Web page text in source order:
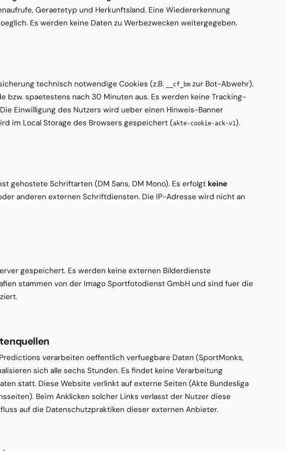
Geraetetyp und Herkunftsland. Eine Wiedererkennung
Es werden keine Daten zu Werbezwecken weitergegeben.
technisch notwendige Cookies (z.B. __cf_bm zur Bot-Abwehr).
bzw. spaetestens nach 30 Minuten aus. Es werden keine Tracking-
Einwilligung des Nutzers wird ueber einen Hinweis-Banner
im Local Storage des Browsers gespeichert (akte-cookie-ack-v1).
gehostete Schriftarten (DM Sans, DM Mono). Es erfolgt keine
anderen externen Schriftdiensten. Die IP-Adresse wird nicht an
gespeichert. Es werden keine externen Bilderdienste
stammen von der Imago Sportfotodienst GmbH und sind fuer die
verarbeiten oeffentlich verfuegbare Daten (SportMonks,
sich alle sechs Stunden. Es findet keine Verarbeitung
statt. Diese Website verlinkt auf externe Seiten (Akte Bundesliga
Beim Anklicken solcher Links verlasst der Nutzer diese
auf die Datenschutzpraktiken dieser externen Anbieter.